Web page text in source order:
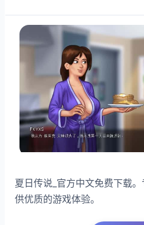
夏日传说_官方中文免费下载
供优质的游戏体验。